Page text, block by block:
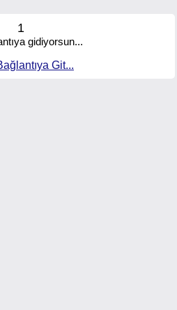
1
gidiyorsun...
Git...